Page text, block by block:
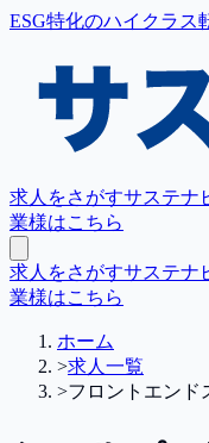
ESG特化のハイクラス
求人をさがすサステナ
業様はこちら
求人をさがすサステナ
業様はこちら
ホーム
>求人一覧
>フロントエンド